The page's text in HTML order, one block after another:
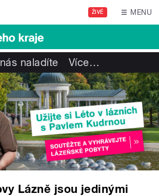
ŽIVĚ MENU
naladíte Více…
Lázně jsou jedinými